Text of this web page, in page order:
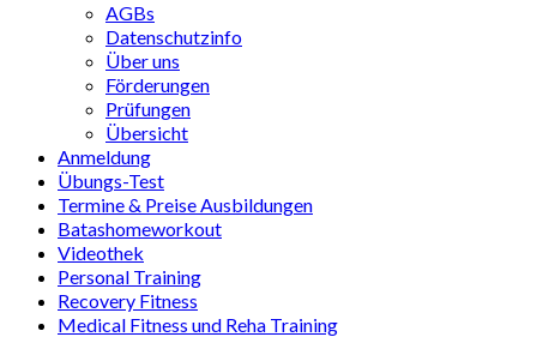
AGBs
Datenschutzinfo
Über uns
Förderungen
Prüfungen
Übersicht
Anmeldung
Übungs-Test
Termine & Preise Ausbildungen
Batashomeworkout
Videothek
Personal Training
Recovery Fitness
Medical Fitness und Reha Training